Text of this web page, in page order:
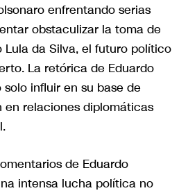
enfrentando serias
obstaculizar la toma de
Lula da Silva, el futuro político
La retórica de Eduardo
influir en su base de
en relaciones diplomáticas
de Eduardo
intensa lucha política no